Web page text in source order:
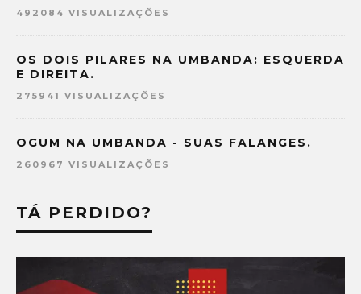
492084 VISUALIZAÇÕES
OS DOIS PILARES NA UMBANDA: ESQUERDA
E DIREITA.
275941 VISUALIZAÇÕES
OGUM NA UMBANDA - SUAS FALANGES.
260967 VISUALIZAÇÕES
TÁ PERDIDO?